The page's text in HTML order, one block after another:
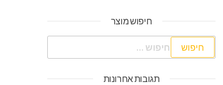
חיפוש מוצר
חיפוש:
תגובות אחרונות